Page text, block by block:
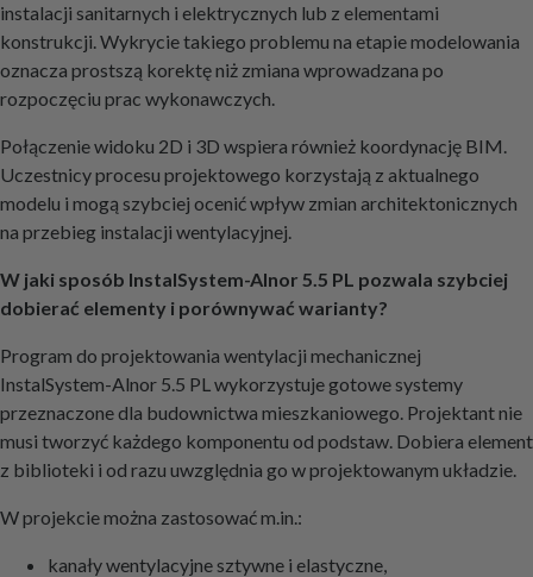
instalacji sanitarnych i elektrycznych lub z elementami
konstrukcji. Wykrycie takiego problemu na etapie modelowania
oznacza prostszą korektę niż zmiana wprowadzana po
rozpoczęciu prac wykonawczych.
Połączenie widoku 2D i 3D wspiera również koordynację BIM.
Uczestnicy procesu projektowego korzystają z aktualnego
modelu i mogą szybciej ocenić wpływ zmian architektonicznych
na przebieg instalacji wentylacyjnej.
W jaki sposób InstalSystem-Alnor 5.5 PL pozwala szybciej
dobierać elementy i porównywać warianty?
Program do projektowania wentylacji mechanicznej
InstalSystem-Alnor 5.5 PL wykorzystuje gotowe systemy
przeznaczone dla budownictwa mieszkaniowego. Projektant nie
musi tworzyć każdego komponentu od podstaw. Dobiera element
z biblioteki i od razu uwzględnia go w projektowanym układzie.
W projekcie można zastosować m.in.:
kanały wentylacyjne sztywne i elastyczne,